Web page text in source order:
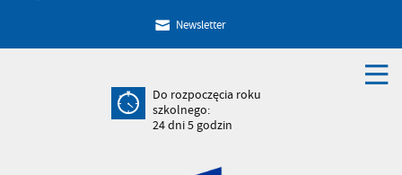
Newsletter
Do rozpoczęcia roku
szkolnego:
24dni5godzin